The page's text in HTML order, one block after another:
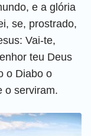
e a glória
se, prostrado,
Vai-te,
teu Deus
o Diabo o
o serviram.